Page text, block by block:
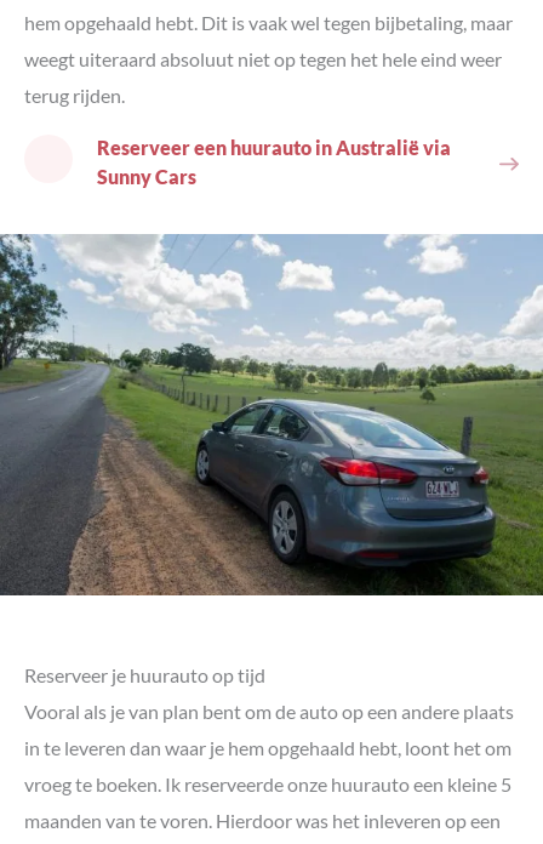
hem opgehaald hebt. Dit is vaak wel tegen bijbetaling, maar
weegt uiteraard absoluut niet op tegen het hele eind weer
terug rijden.
Reserveer een huurauto in Australië via
Sunny Cars
Reserveer je huurauto op tijd
Vooral als je van plan bent om de auto op een andere plaats
in te leveren dan waar je hem opgehaald hebt, loont het om
vroeg te boeken. Ik reserveerde onze huurauto een kleine 5
maanden van te voren. Hierdoor was het inleveren op een